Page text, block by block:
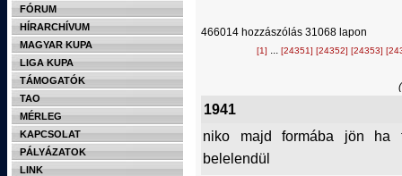
FÓRUM
HÍRARCHÍVUM
MAGYAR KUPA
LIGA KUPA
TÁMOGATÓK
TAO
MÉRLEG
KAPCSOLAT
PÁLYÁZATOK
LINK
466014 hozzászólás 31068 lapon
[1] ... [24351] [24352] [24353]
1941
niko majd formába jön ha
belelendül